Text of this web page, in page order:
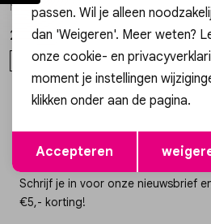
Necklace beads pink orange small 40 MJ16087
22,99
OS
Altijd als eerste op
Schrijf je in voor onze nieuwsbrief
€5,- korting!
passen. Wil je alleen
dan 'Weigeren'. Meer weten?
onze cookie- en
moment je instellingen
klikken onder aan de pagina.
Accepteren